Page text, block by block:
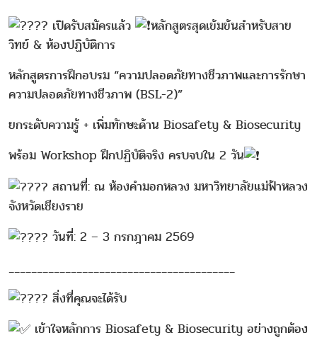
เปิดรับสมัครแล้ว
หลักสูตรสุดเข้มข้นสำหรับสาย
วิทย์ & ห้องปฏิบัติการ
หลักสูตรการฝึกอบรม “ความปลอดภัยทางชีวภาพและการรักษา
ความปลอดภัยทางชีวภาพ (BSL-2)”
ยกระดับความรู้ + เพิ่มทักษะด้าน Biosafety & Biosecurity
พร้อม Workshop ฝึกปฏิบัติจริง ครบจบใน 2 วัน
สถานที่: ณ ห้องคำมอกหลวง มหาวิทยาลัยแม่ฟ้าหลวง
จังหวัดเชียงราย
วันที่: 2 – 3 กรกฎาคม 2569
________________________________________
สิ่งที่คุณจะได้รับ
เข้าใจหลักการ Biosafety & Biosecurity อย่างถูกต้อง